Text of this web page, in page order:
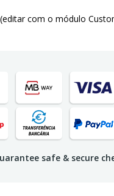
(editar com o módulo
safe & secure